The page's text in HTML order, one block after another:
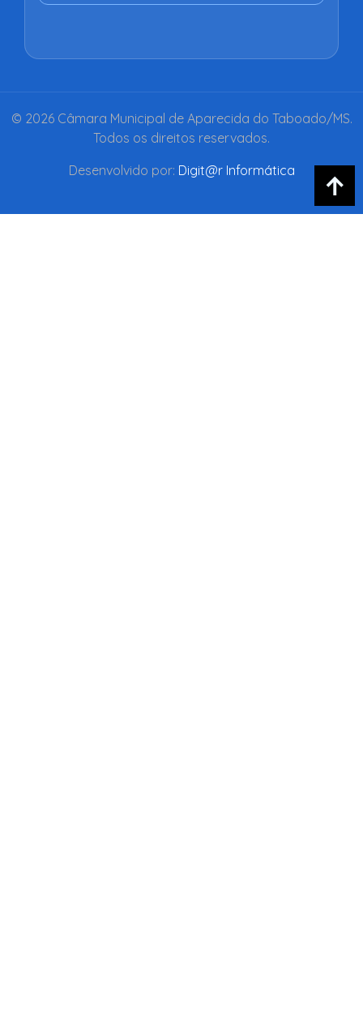
© 2026 Câmara Municipal de Aparecida do Taboado/MS.
Todos os direitos reservados.
Desenvolvido por: Digit@r Informática